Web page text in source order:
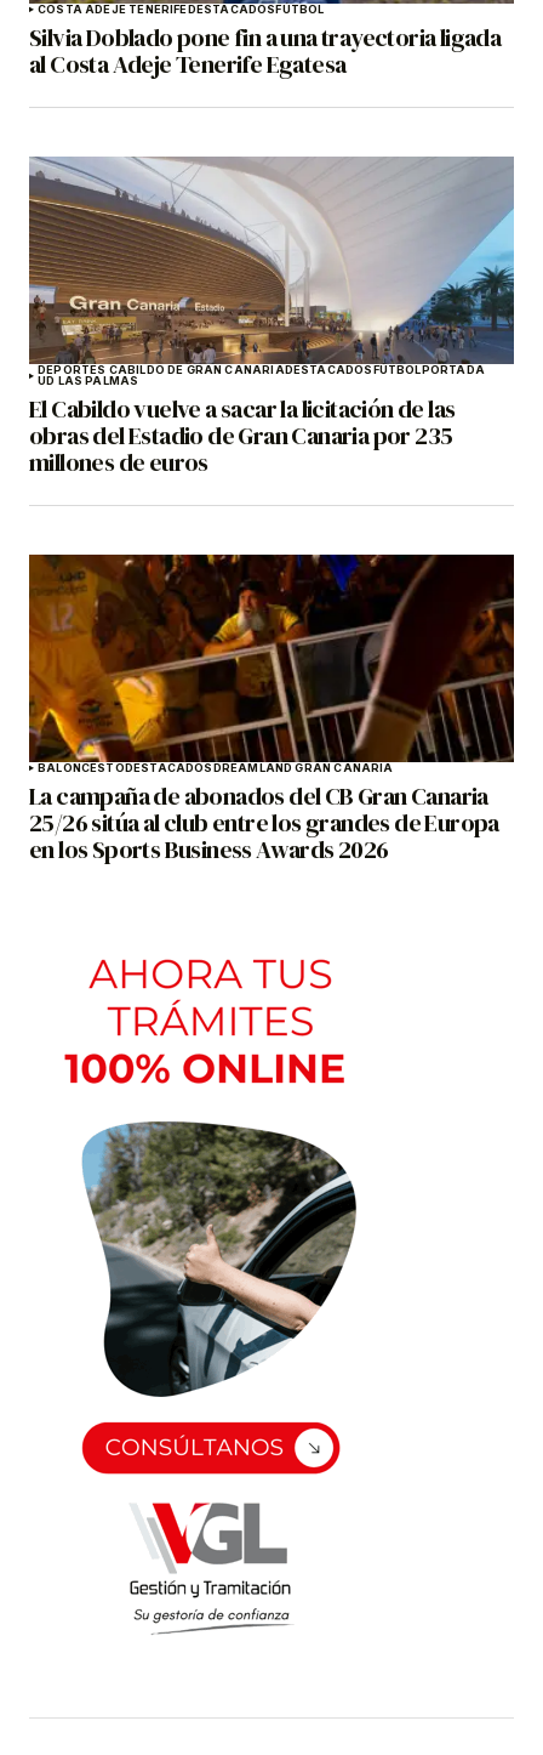
COSTA ADEJE TENERIFEDESTACADOSFÚTBOL
Silvia Doblado pone fin a una trayectoria ligada
al Costa Adeje Tenerife Egatesa
DEPORTES CABILDO DE GRAN CANARIADESTACADOSFÚTBOLPORTADA
UD LAS PALMAS
El Cabildo vuelve a sacar la licitación de las
obras del Estadio de Gran Canaria por 235
millones de euros
BALONCESTODESTACADOSDREAMLAND GRAN CANARIA
La campaña de abonados del CB Gran Canaria
25/26 sitúa al club entre los grandes de Europa
en los Sports Business Awards 2026